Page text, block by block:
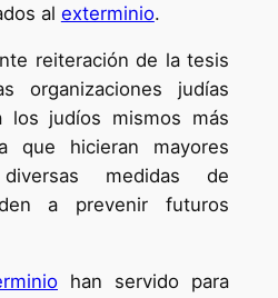
al exterminio.
reiteración de la tesis
organizaciones judías
los judíos mismos más
que hicieran mayores
medidas de
a prevenir futuros
han servido para